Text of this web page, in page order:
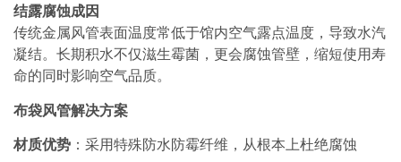
结露腐蚀成因
传统金属风管表面温度常低于馆内空气露点温度，导致水汽
凝结。长期积水不仅滋生霉菌，更会腐蚀管壁，缩短使用寿
命的同时影响空气品质。
布袋风管解决方案
材质优势 ：采用特殊防水防霉纤维，从根本上杜绝腐蚀